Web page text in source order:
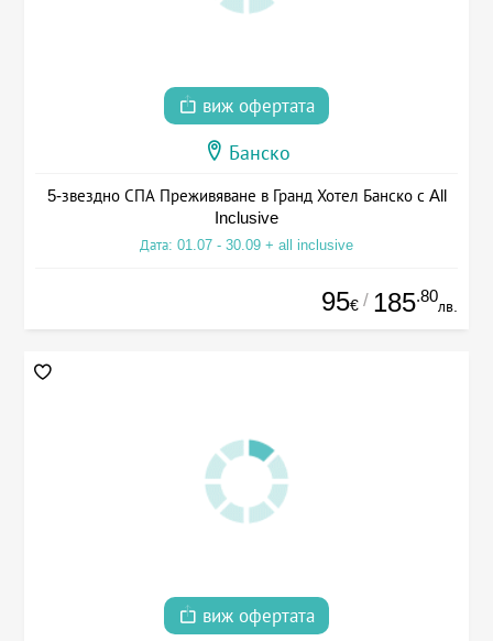
виж офертата
Банско
5-звездно СПА Преживяване в Гранд Хотел Банско с All
Inclusive
Дата: 01.07 - 30.09 + all inclusive
95€ / 185.80
лв.
виж офертата